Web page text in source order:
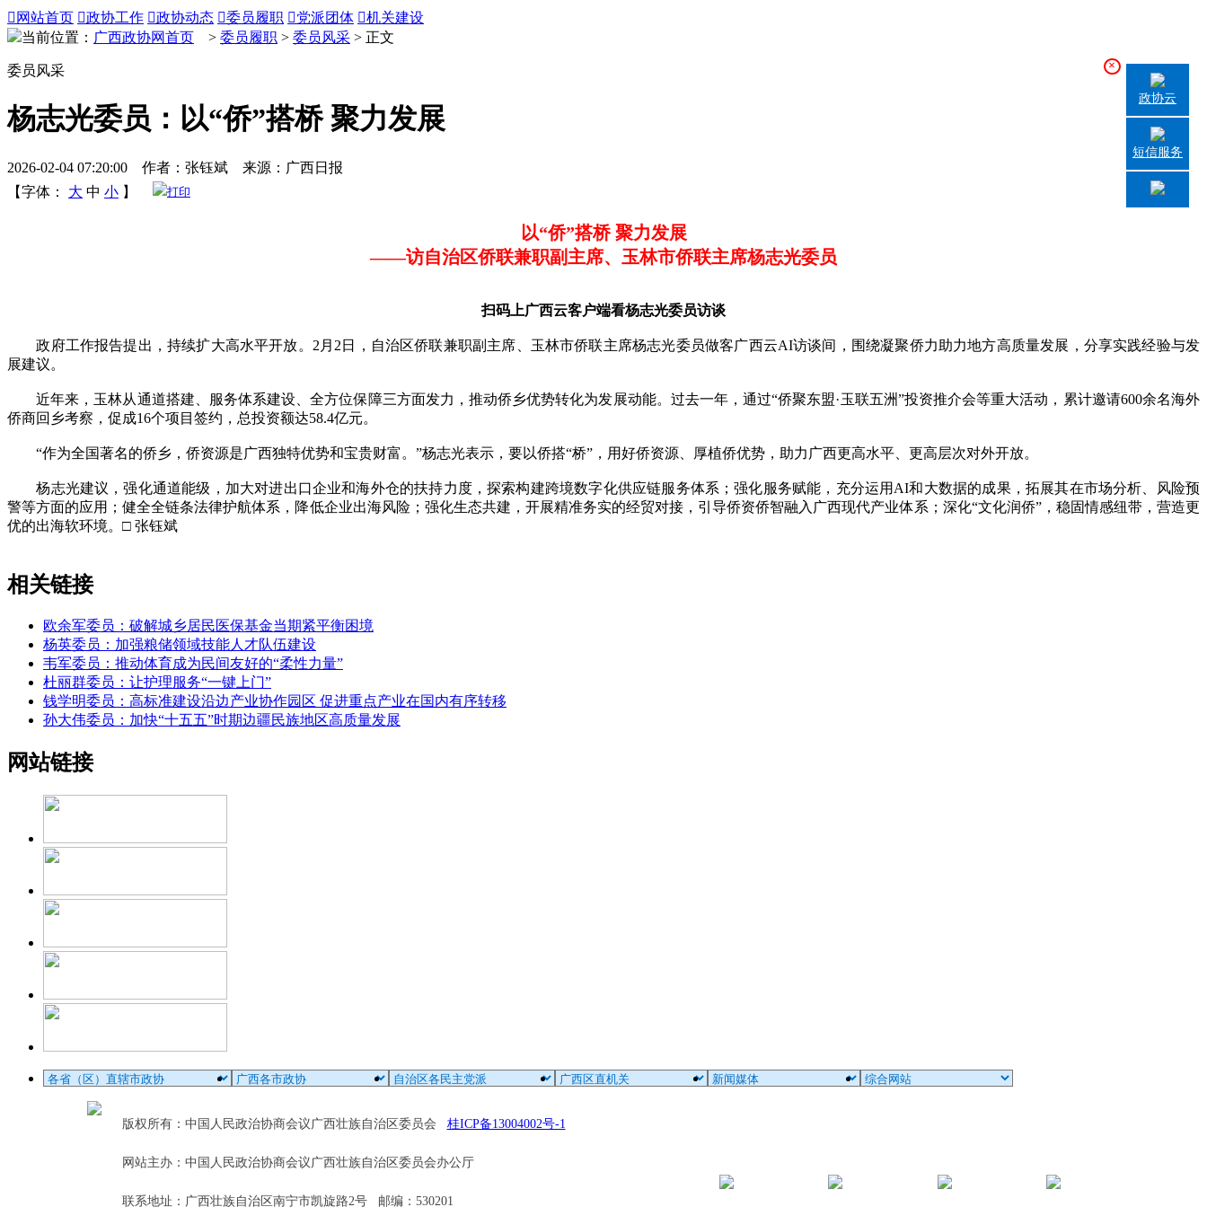
 网站首页 政协工作 政协动态 委员履职 党派团体 机关建设
当前位置： 广西政协网首页 > 委员履职 > 委员风采 > 正文
委员风采
杨志光委员：以“侨”搭桥 聚力发展
2026-02-04 07:20:00 作者：张钰斌 来源：广西日报
【字体：
大 中 小 】 打印
以“侨”搭桥 聚力发展
——访自治区侨联兼职副主席、玉林市侨联主席杨志光委员
扫码上广西云客户端看杨志光委员访谈
政府工作报告提出，持续扩大高水平开放。2月2日，自治区侨联兼职副主席、玉林市侨联主席杨志光委员做客广西云AI访谈间，围绕凝聚侨力助力地方高质量发展，分享实践经验与发
展建议。
近年来，玉林从通道搭建、服务体系建设、全方位保障三方面发力，推动侨乡优势转化为发展动能。过去一年，通过“侨聚东盟·玉联五洲”投资推介会等重大活动，累计邀请600余名海外
侨商回乡考察，促成16个项目签约，总投资额达58.4亿元。
“作为全国著名的侨乡，侨资源是广西独特优势和宝贵财富。”杨志光表示，要以侨搭“桥”，用好侨资源、厚植侨优势，助力广西更高水平、更高层次对外开放。
杨志光建议，强化通道能级，加大对进出口企业和海外仓的扶持力度，探索构建跨境数字化供应链服务体系；强化服务赋能，充分运用AI和大数据的成果，拓展其在市场分析、风险预
警等方面的应用；健全全链条法律护航体系，降低企业出海风险；强化生态共建，开展精准务实的经贸对接，引导侨资侨智融入广西现代产业体系；深化“文化润侨”，稳固情感纽带，营造更
优的出海软环境。□ 张钰斌
相关链接
欧余军委员：破解城乡居民医保基金当期紧平衡困境
杨英委员：加强粮储领域技能人才队伍建设
韦军委员：推动体育成为民间友好的“柔性力量”
杜丽群委员：让护理服务“一键上门”
钱学明委员：高标准建设沿边产业协作园区 促进重点产业在国内有序转移
孙大伟委员：加快“十五五”时期边疆民族地区高质量发展
网站链接
版权所有：中国人民政治协商会议广西壮族自治区委员会 桂ICP备13004002号-1
网站主办：中国人民政治协商会议广西壮族自治区委员会办公厅
联系地址：广西壮族自治区南宁市凯旋路2号 邮编：530201
×
政协云
短信服务